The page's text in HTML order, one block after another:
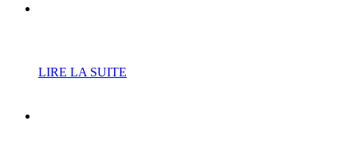
LIRE LA SUITE